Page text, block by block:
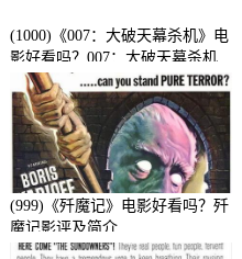
(1000)《007：大破天幕杀机》电
影好看吗？007：大破天幕杀机
影评及简介
(999)《歼魔记》电影好看吗？歼
魔记影评及简介